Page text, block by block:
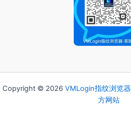
Copyright © 2026 VMLogin指纹浏览器
方网站